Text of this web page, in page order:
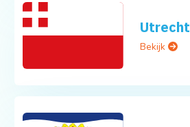
Utrecht
Bekijk